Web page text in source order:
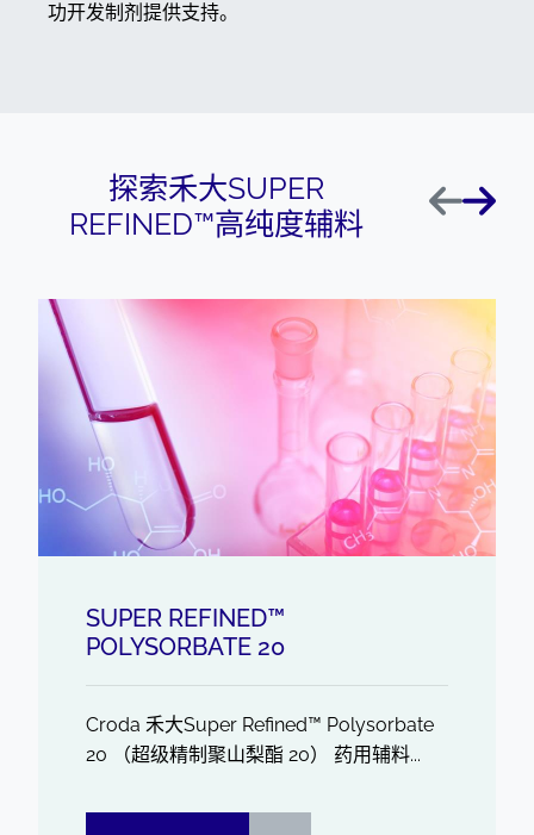
功开发制剂提供支持。
探索禾大SUPER
REFINED™高纯度辅料
上一页下一页
SUPER REFINED™
POLYSORBATE 20
Croda 禾大Super Refined™ Polysorbate
20 （超级精制聚山梨酯 20） 药用辅料...